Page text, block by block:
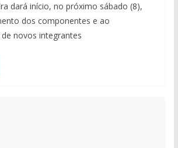
dará início, no próximo sábado (8),
dos componentes e ao
novos integrantes